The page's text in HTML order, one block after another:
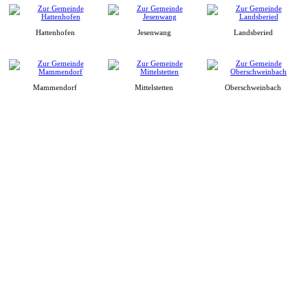
Hattenhofen Jesenwang Landsberied
Mammendorf Mittelstetten Oberschweinbach